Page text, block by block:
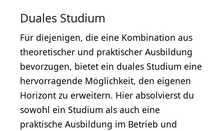
Duales Studium
Für diejenigen, die eine Kombination aus
theoretischer und praktischer Ausbildung
bevorzugen, bietet ein duales Studium eine
hervorragende Möglichkeit, den eigenen
Horizont zu erweitern. Hier absolvierst du
sowohl ein Studium als auch eine
praktische Ausbildung im Betrieb und